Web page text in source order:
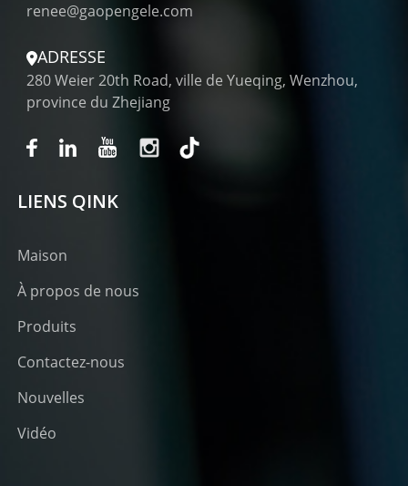
renee@gaopengele.com
ADRESSE
280 Weier 20th Road, ville de Yueqing, Wenzhou,
province du Zhejiang
LIENS QINK
Maison
À propos de nous
Produits
Contactez-nous
Nouvelles
Vidéo